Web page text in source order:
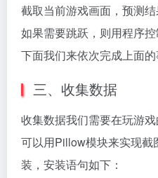
截取当前游戏画面，预测
如果需要跳跃，则用程序
下面我们来依次完成上面的
三、收集数据
收集数据我们需要在玩游
可以用Pillow模块来实现
装，安装语句如下：